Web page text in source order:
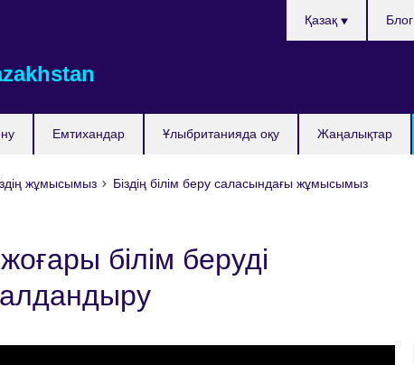
Емтихандар Ұлыбританияда оқу Жаңалықтар
таңдаңыз
Қазақ Блог
жұмысымыз Біздің білім беру саласындағы жұмысымыз
білім беруді